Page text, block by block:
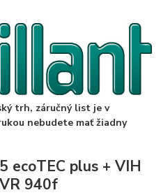
trh, záručný list je v
nebudete mať žiadny
ecoTEC plus + VIH
940f